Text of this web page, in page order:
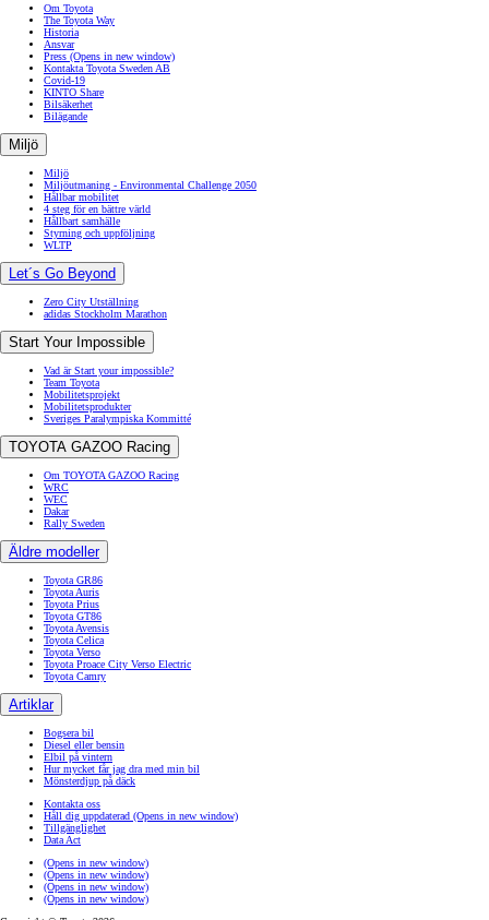
Om Toyota
The Toyota Way
Historia
Ansvar
Press (Opens in new window)
Kontakta Toyota Sweden AB
Covid-19
KINTO Share
Bilsäkerhet
Bilägande
Miljö
Miljö
Miljöutmaning - Environmental Challenge 2050
Hållbar mobilitet
4 steg för en bättre värld
Hållbart samhälle
Styrning och uppföljning
WLTP
Let´s Go Beyond
Zero City Utställning
adidas Stockholm Marathon
Start Your Impossible
Vad är Start your impossible?
Team Toyota
Mobilitetsprojekt
Mobilitetsprodukter
Sveriges Paralympiska Kommitté
TOYOTA GAZOO Racing
Om TOYOTA GAZOO Racing
WRC
WEC
Dakar
Rally Sweden
Äldre modeller
Toyota GR86
Toyota Auris
Toyota Prius
Toyota GT86
Toyota Avensis
Toyota Celica
Toyota Verso
Toyota Proace City Verso Electric
Toyota Camry
Artiklar
Bogsera bil
Diesel eller bensin
Elbil på vintern
Hur mycket får jag dra med min bil
Mönsterdjup på däck
Kontakta oss
Håll dig uppdaterad (Opens in new window)
Tillgänglighet
Data Act
(Opens in new window)
(Opens in new window)
(Opens in new window)
(Opens in new window)